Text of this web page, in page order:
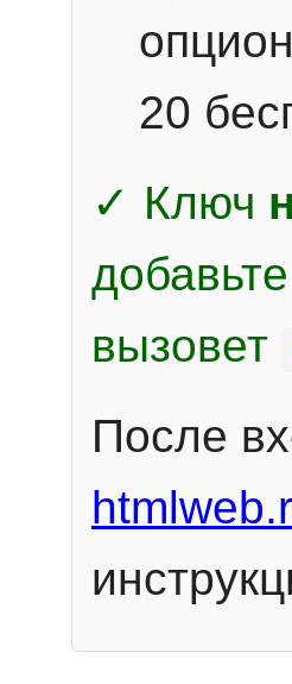
20
✓ Ключ
вызовет
После